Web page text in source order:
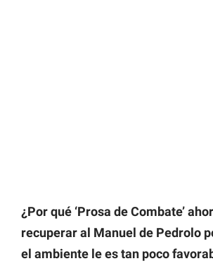
¿Por qué ‘Prosa de Combate’
recuperar al Manuel de Pedrolo
el ambiente le es tan poco